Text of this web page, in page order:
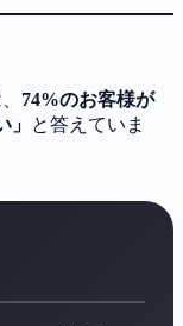
74%のお客様が
」 と答えていま